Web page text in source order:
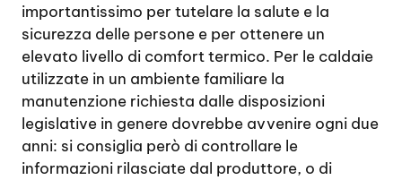
importantissimo per tutelare la salute e la
sicurezza delle persone e per ottenere un
elevato livello di comfort termico. Per le caldaie
utilizzate in un ambiente familiare la
manutenzione richiesta dalle disposizioni
legislative in genere dovrebbe avvenire ogni due
anni: si consiglia però di controllare le
informazioni rilasciate dal produttore, o di